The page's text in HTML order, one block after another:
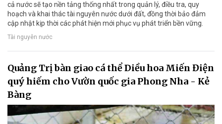
cả nước sẽ tạo nền tảng thống nhất trong quản lý, điều tra, quy
hoạch và khai thác tài nguyên nước dưới đất, đồng thời bảo đảm
cập nhật kịp thời các phát hiện mới phục vụ phát triển bền vững.
Tài nguyên nước
Quảng Trị bàn giao cá thể Diều hoa Miến Điện
quý hiếm cho Vườn quốc gia Phong Nha - Kẻ
Bàng